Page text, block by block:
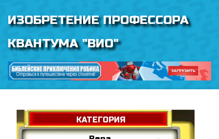
ИЗОБРЕТЕНИЕ ПРОФЕССОРА
КВАНТУМА "ВИО"
КАТЕГОРИЯ